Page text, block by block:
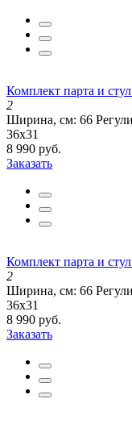
Комплект парта и
2
Ширина, см: 66
36х31
8 990 руб.
Заказать
Комплект парта и
2
Ширина, см: 66
36х31
8 990 руб.
Заказать